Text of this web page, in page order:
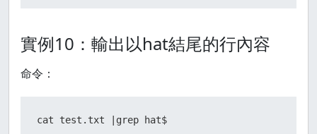
實例10：輸出以hat結尾的行內容
命令：
cat test.txt |grep hat$